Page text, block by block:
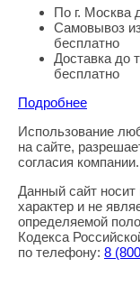
По г. Москва
Самовывоз
бесплатно
Доставка до
бесплатно
Подробнее
Правовая
Использование
на сайте,
согласия компании.
Данный сайт
характер и не
определяемой
Кодекса
по телефону: 8 (800